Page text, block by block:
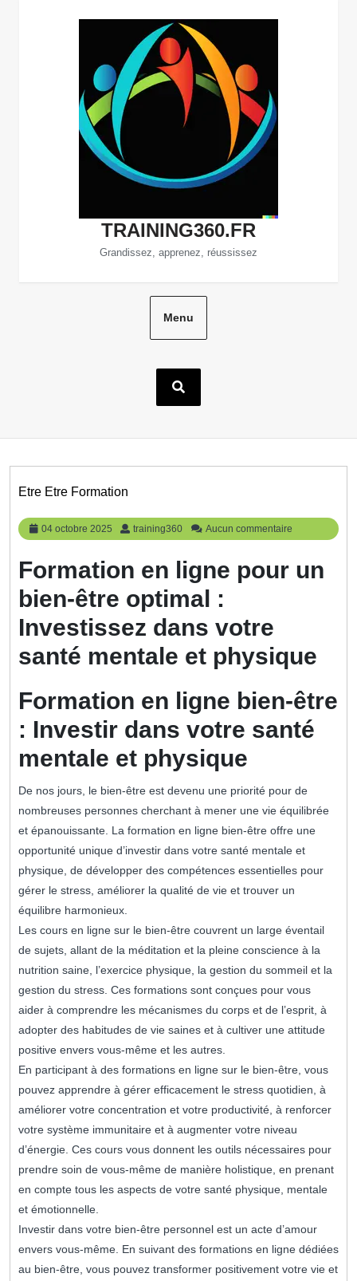
TRAINING360.FR
Grandissez, apprenez, réussissez
Menu
Etre Etre Formation
04 octobre 2025
04
octobre
training360 training360
Aucun commentaire
Formation en ligne pour un
bien-être optimal :
Investissez dans votre
santé mentale et physique
Formation en ligne bien-être
: Investir dans votre santé
mentale et physique
De nos jours, le bien-être est devenu une priorité pour de
nombreuses personnes cherchant à mener une vie équilibrée
et épanouissante. La formation en ligne bien-être offre une
opportunité unique d’investir dans votre santé mentale et
physique, de développer des compétences essentielles pour
gérer le stress, améliorer la qualité de vie et trouver un
équilibre harmonieux.
Les cours en ligne sur le bien-être couvrent un large éventail
de sujets, allant de la méditation et la pleine conscience à la
nutrition saine, l’exercice physique, la gestion du sommeil et la
gestion du stress. Ces formations sont conçues pour vous
aider à comprendre les mécanismes du corps et de l’esprit, à
adopter des habitudes de vie saines et à cultiver une attitude
positive envers vous-même et les autres.
En participant à des formations en ligne sur le bien-être, vous
pouvez apprendre à gérer efficacement le stress quotidien, à
améliorer votre concentration et votre productivité, à renforcer
votre système immunitaire et à augmenter votre niveau
d’énergie. Ces cours vous donnent les outils nécessaires pour
prendre soin de vous-même de manière holistique, en prenant
en compte tous les aspects de votre santé physique, mentale
et émotionnelle.
Investir dans votre bien-être personnel est un acte d’amour
envers vous-même. En suivant des formations en ligne dédiées
au bien-être, vous pouvez transformer positivement votre vie et